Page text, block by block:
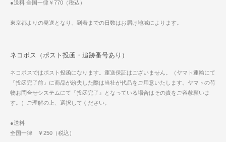
●送料 全国一律￥770（税込）
東京都よりの発送となり、到着までの日数はお届け地域によります。
ネコポス（ポスト投函・追跡番号あり）
ネコポスではポスト投函になります。運送保証はございません。（ヤマト運輸にて
『投函完了前』に商品が紛失した際は当社が代品をご用意いたします。ヤマトの荷
物お問合せシステムにて『投函完了』となっている場合はその責をご容赦願いま
す。）ご理解の上、選択してください。
●送料
全国一律 ￥250（税込）